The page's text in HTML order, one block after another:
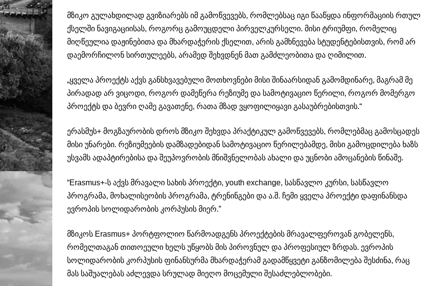
მზიკო გულახდილად გვიზიარებს იმ გამოწვევებს, რომლებსაც იგი წააწყდა ინფორმაციის რთულ
ქსელში ნავიგაციისას, როგორც გამოუცდელი პირველკურსელი. მისი ტრიუმფი, რომელიც
მიღწეულია დაჟინებითა და მხარდაჭერის ქსელით, არის გამხნევება სტუდენტებისთვის, რომ არ
დაემორჩილონ სირთულეებს, არამედ შეხვდნენ მათ გამძლეობითა და ღიმილით.
„ყველა პროექტს აქვს განსხვავებული მოთხოვნები მისი შინაარსიდან გამომდინარე, მაგრამ მე
პირადად არ ვიცოდი, როგორ დამეწერა რეზიუმე და სამოტივაციო წერილი, როგორ მომერგო
პროექტს და ბევრი ღამე გავათენე, რათა მზად ვყოფილიყავი გასაუბრებისთვის.“
ერასმუს+ მოგზაურობის დროს მზიკო შეხვდა პრაქტიკულ გამოწვევებს, რომლებმაც გამოსცადეს
მისი უნარები. რეზიუმეების დამზადებიდან სამოტივაციო წერილებამდე, მისი გამოცდილება ხაზს
უსვამს ადაპტირებისა და შეუპოვრობის მნიშვნელობას ახალი და უცნობი ამოცანების წინაშე.
“Erasmus+-ს აქვს მრავალი სახის პროექტი, youth exchange, სასწავლო კურსი, სასწავლო
პროგრამა, მოხალისეობის პროგრამა, ტრენინგები და ა.შ. ჩემი ყველა პროექტი დაფინანსდა
ევროპის სოლიდარობის კორპუსის მიერ.”
მზიკოს Erasmus+ პორტფოლიო წარმოადგენს პროექტების მრავალფეროვან გობელენს,
რომელთაგან თითოეული ხელს უწყობს მის პიროვნულ და პროფესიულ ზრდას. ევროპის
სოლიდარობის კორპუსის ფინანსურმა მხარდაჭერამ გადამწყვეტი განზომილება შესძინა, რაც
მას საშუალებას აძლევდა სრულად მიეღო მოცემული შესაძლებლობები.